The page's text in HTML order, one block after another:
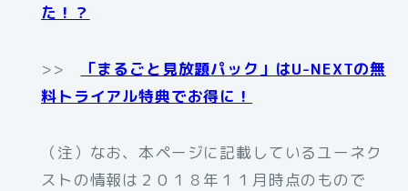
た！？
>>
「まるごと見放題パック」はU-NEXTの無
料トライアル特典でお得に！
（注）なお、本ページに記載しているユーネク
ストの情報は２０１８年１１月時点のもので